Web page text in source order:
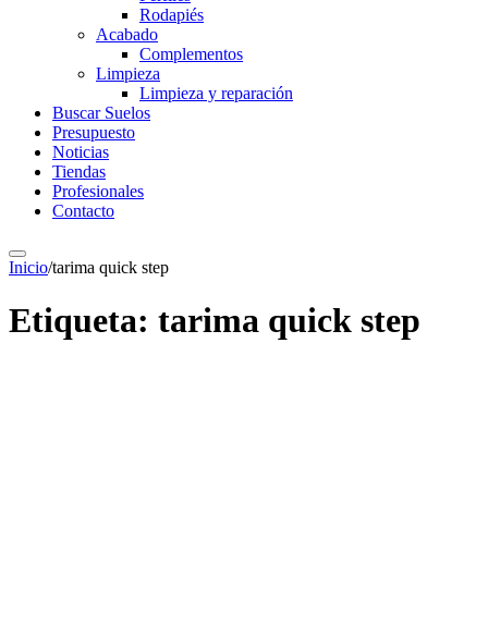
Rodapiés
Acabado
Complementos
Limpieza
Limpieza y reparación
Buscar Suelos
Presupuesto
Noticias
Tiendas
Profesionales
Contacto
Inicio/tarima quick step
Etiqueta: tarima quick step